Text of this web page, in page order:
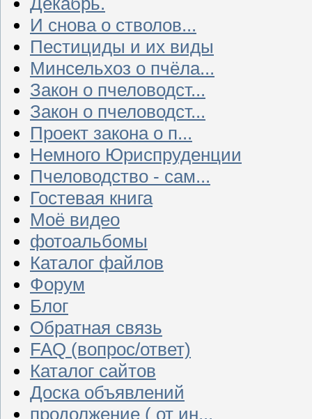
И снова о стволов...
Пестициды и их виды
Минсельхоз о пчёла...
Закон о пчеловодст...
Закон о пчеловодст...
Проект закона о п...
Немного Юриспруденции
Пчеловодство - сам...
Гостевая книга
Моё видео
фотоальбомы
Каталог файлов
Форум
Блог
Обратная связь
FAQ (вопрос/ответ)
Каталог сайтов
Доска объявлений
продолжение ( от ин...